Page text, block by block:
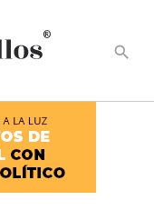
®
search